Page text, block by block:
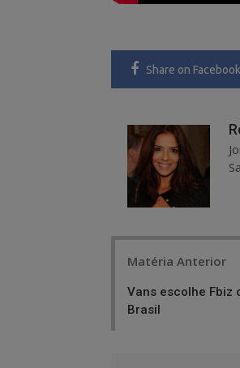
Share on Facebook
Matéria Anterior
Vans escolhe Fbiz
Brasil